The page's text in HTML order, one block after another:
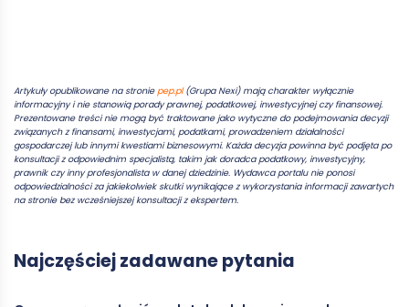
Artykuły opublikowane na stroniepep.pl(Grupa Nexi) mają charakter wyłącznie
informacyjny i nie stanowią porady prawnej, podatkowej, inwestycyjnej czy finansowej.
Prezentowane treści nie mogą być traktowane jako wytyczne do podejmowania decyzji
związanych z finansami, inwestycjami, podatkami, prowadzeniem działalności
gospodarczej lub innymi kwestiami biznesowymi. Każda decyzja powinna być podjęta po
konsultacji z odpowiednim specjalistą, takim jak doradca podatkowy, inwestycyjny,
prawnik czy inny profesjonalista w danej dziedzinie. Wydawca portalu nie ponosi
odpowiedzialności za jakiekolwiek skutki wynikające z wykorzystania informacji zawartych
na stronie bez wcześniejszej konsultacji z ekspertem.
Najczęściej zadawane pytania